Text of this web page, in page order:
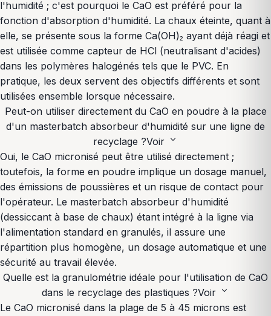
l'humidité ; c'est pourquoi le CaO est préféré pour la
fonction d'absorption d'humidité. La chaux éteinte, quant à
elle, se présente sous la forme Ca(OH)₂ ayant déjà réagi et
est utilisée comme capteur de HCl (neutralisant d'acides)
dans les polymères halogénés tels que le PVC. En
pratique, les deux servent des objectifs différents et sont
utilisées ensemble lorsque nécessaire.
Peut-on utiliser directement du CaO en poudre à la place
d'un masterbatch absorbeur d'humidité sur une ligne de
recyclage ?Voir expand_more
Oui, le CaO micronisé peut être utilisé directement ;
toutefois, la forme en poudre implique un dosage manuel,
des émissions de poussières et un risque de contact pour
l'opérateur. Le masterbatch absorbeur d'humidité
(dessiccant à base de chaux) étant intégré à la ligne via
l'alimentation standard en granulés, il assure une
répartition plus homogène, un dosage automatique et une
sécurité au travail élevée.
Quelle est la granulométrie idéale pour l'utilisation de CaO
dans le recyclage des plastiques ?Voir expand_more
Le CaO micronisé dans la plage de 5 à 45 microns est